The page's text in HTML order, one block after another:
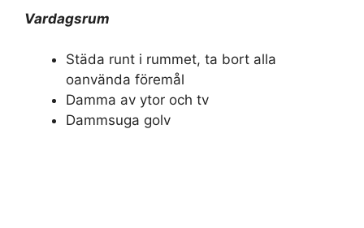
Vardagsrum
Städa runt i rummet, ta bort alla
oanvända föremål
Damma av ytor och tv
Dammsuga golv